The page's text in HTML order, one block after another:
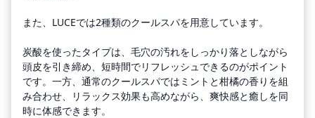
また、LUCEでは2種類のクールスパを用意しています。
炭酸を使ったタイプは、毛穴の汚れをしっかり落としながら
頭皮を引き締め、短時間でリフレッシュできるのがポイント
です。一方、通常のクールスパではミントと柑橘の香りを組
み合わせ、リラックス効果も高めながら、爽快感と癒しを同
時に体感できます。